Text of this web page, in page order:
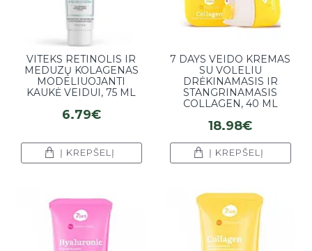
VITEKS RETINOLIS IR
MEDUZŲ KOLAGENAS
MODELIUOJANTI
KAUKĖ VEIDUI, 75 ML
6.79€
Į KREPŠELĮ
7 DAYS VEIDO KREMAS
SU VOLELIU
DRĖKINAMASIS IR
STANGRINAMASIS
COLLAGEN, 40 ML
18.98€
Į KREPŠELĮ